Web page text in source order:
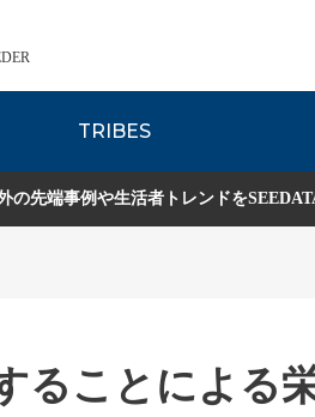
TRIBES
Zsレポート 流通レポート
ータのご紹介
の先端事例や生活者トレンドを
ることによる